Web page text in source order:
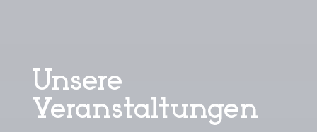
Unsere
Veranstaltungen